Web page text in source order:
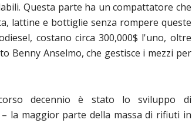
Questa parte ha un compattatore che
lattine e bottiglie senza rompere queste
costano circa 300,000$ l'uno, oltre
Benny Anselmo, che gestisce i mezzi per
decennio è stato lo sviluppo di
la maggior parte della massa di rifiuti in